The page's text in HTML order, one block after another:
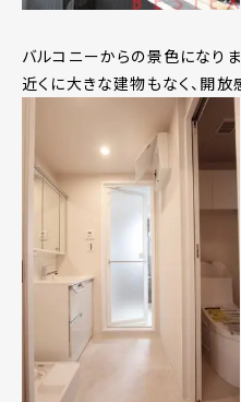
バルコニーからの景色になりま
近くに大きな建物もなく、開放